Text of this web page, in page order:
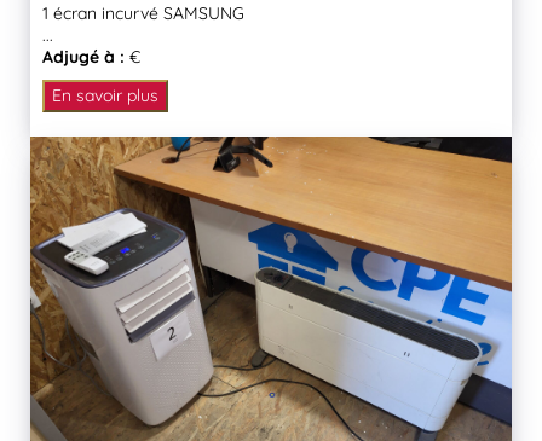
1 écran incurvé SAMSUNG
...
Adjugé à : €
En savoir plus